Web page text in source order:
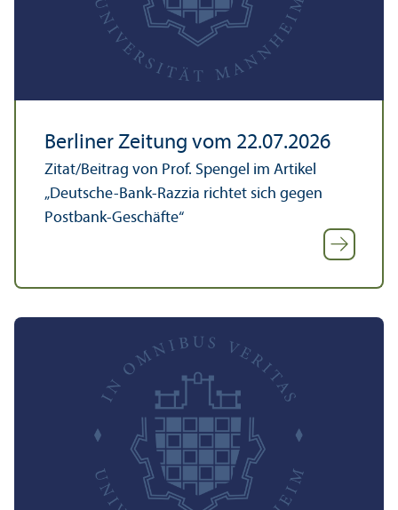
Berliner Zeitung vom 22.07.2026
Zitat/Beitrag von Prof. Spengel im Artikel
„Deutsche-Bank-Razzia richtet sich gegen
Postbank-Geschäfte“